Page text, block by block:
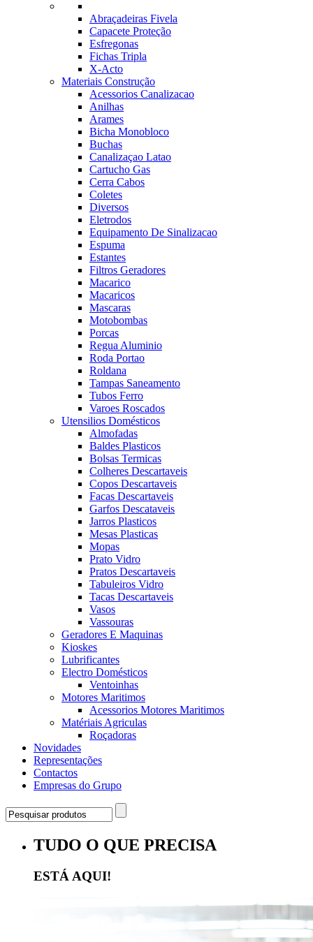
Abraçadeiras Fivela
Capacete Proteção
Esfregonas
Fichas Tripla
X-Acto
Materiais Construção
Acessorios Canalizacao
Anilhas
Arames
Bicha Monobloco
Buchas
Canalizaçao Latao
Cartucho Gas
Cerra Cabos
Coletes
Diversos
Eletrodos
Equipamento De Sinalizacao
Espuma
Estantes
Filtros Geradores
Macarico
Macaricos
Mascaras
Motobombas
Porcas
Regua Aluminio
Roda Portao
Roldana
Tampas Saneamento
Tubos Ferro
Varoes Roscados
Utensilios Domésticos
Almofadas
Baldes Plasticos
Bolsas Termicas
Colheres Descartaveis
Copos Descartaveis
Facas Descartaveis
Garfos Descataveis
Jarros Plasticos
Mesas Plasticas
Mopas
Prato Vidro
Pratos Descartaveis
Tabuleiros Vidro
Tacas Descartaveis
Vasos
Vassouras
Geradores E Maquinas
Kioskes
Lubrificantes
Electro Domésticos
Ventoinhas
Motores Maritimos
Acessorios Motores Maritimos
Matériais Agriculas
Roçadoras
Novidades
Representações
Contactos
Empresas do Grupo
TUDO O QUE PRECISA
ESTÁ AQUI!